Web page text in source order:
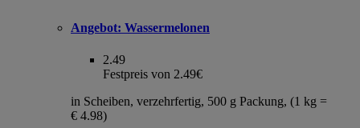
Angebot: Wassermelonen
2.49
Festpreis von 2.49€
in Scheiben, verzehrfertig, 500 g Packung, (1 kg =
€ 4.98)